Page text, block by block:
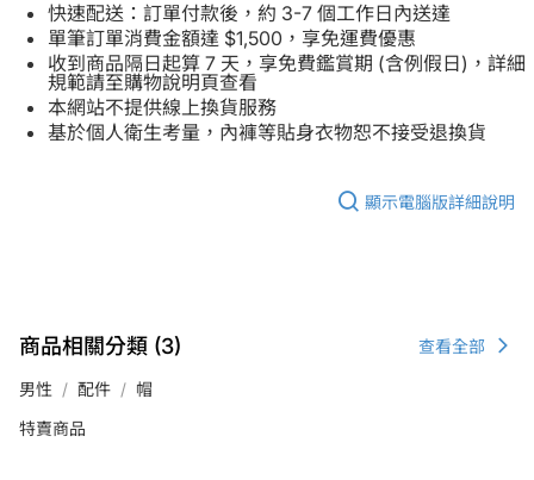
快速配送：訂單付款後，約 3-7 個工作日內送達
單筆訂單消費金額達 $1,500，享免運費優惠
收到商品隔日起算 7 天，享免費鑑賞期 (含例假日)，詳細
規範請至購物說明頁查看
本網站不提供線上換貨服務
基於個人衛生考量，內褲等貼身衣物恕不接受退換貨
顯示電腦版詳細說明
商品相關分類 (3) 查看全部
男性 配件
帽
特賣商品